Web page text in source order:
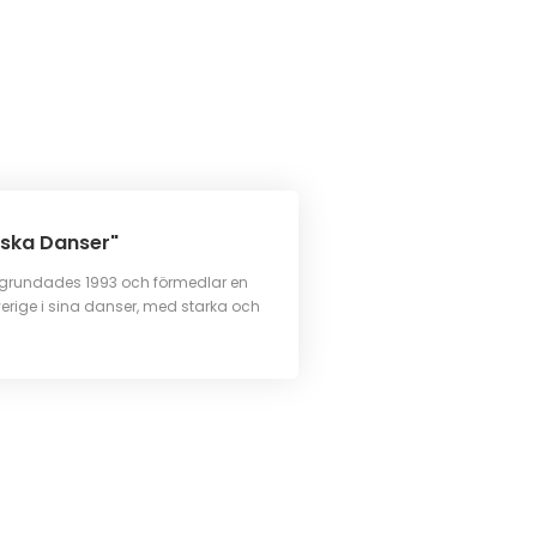
Danser"
1993 och förmedlar en
i sina danser, med starka och